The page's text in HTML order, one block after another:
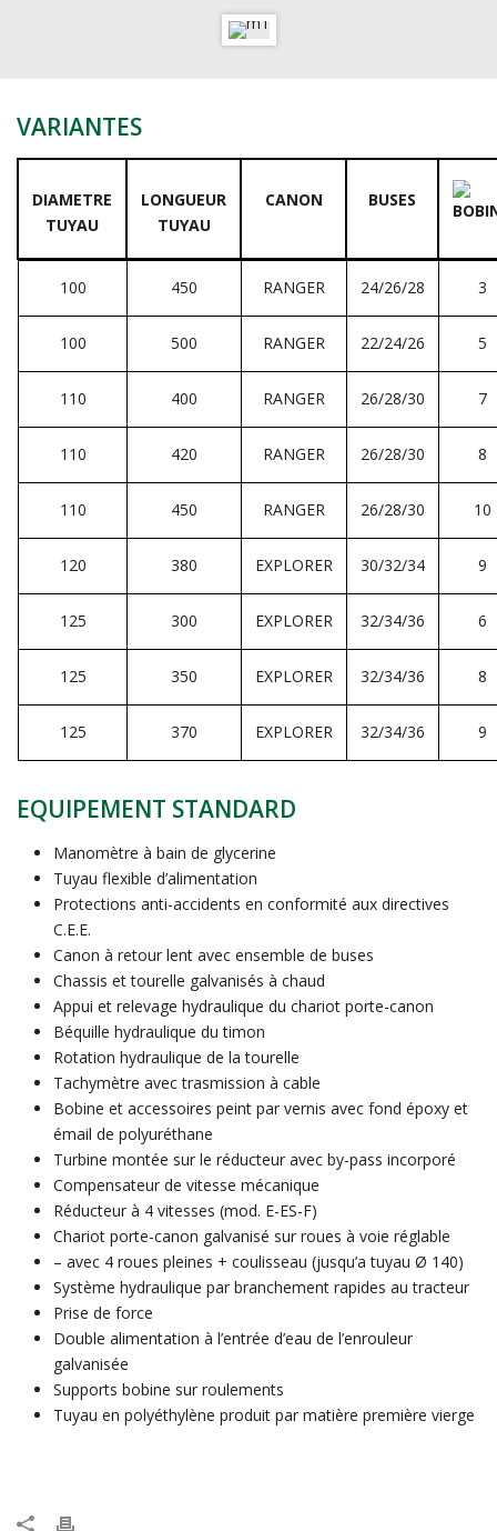
VARIANTES
DIAMETRE
TUYAU
LONGUEUR
TUYAU
CANON BUSES
100 450 RANGER 24/26/28 3
100 500 RANGER 22/24/26 5
110 400 RANGER 26/28/30 7
110 420 RANGER 26/28/30 8
110 450 RANGER 26/28/30 10
120 380 EXPLORER 30/32/34 9
125 300 EXPLORER 32/34/36 6
125 350 EXPLORER 32/34/36 8
125 370 EXPLORER 32/34/36 9
EQUIPEMENT STANDARD
Manomètre à bain de glycerine
Tuyau flexible d’alimentation
Protections anti-accidents en conformité aux directives
C.E.E.
Canon à retour lent avec ensemble de buses
Chassis et tourelle galvanisés à chaud
Appui et relevage hydraulique du chariot porte-canon
Béquille hydraulique du timon
Rotation hydraulique de la tourelle
Tachymètre avec trasmission à cable
Bobine et accessoires peint par vernis avec fond époxy et
émail de polyuréthane
Turbine montée sur le réducteur avec by-pass incorporé
Compensateur de vitesse mécanique
Réducteur à 4 vitesses (mod. E-ES-F)
Chariot porte-canon galvanisé sur roues à voie réglable
– avec 4 roues pleines + coulisseau (jusqu’a tuyau Ø 140)
Système hydraulique par branchement rapides au tracteur
Prise de force
Double alimentation à l’entrée d’eau de l’enrouleur
galvanisée
Supports bobine sur roulements
Tuyau en polyéthylène produit par matière première vierge